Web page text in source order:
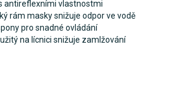
antireflexními vlastnostmi
rám masky snižuje odpor ve vodě
pro snadné ovládání
na lícnici snižuje zamlžování